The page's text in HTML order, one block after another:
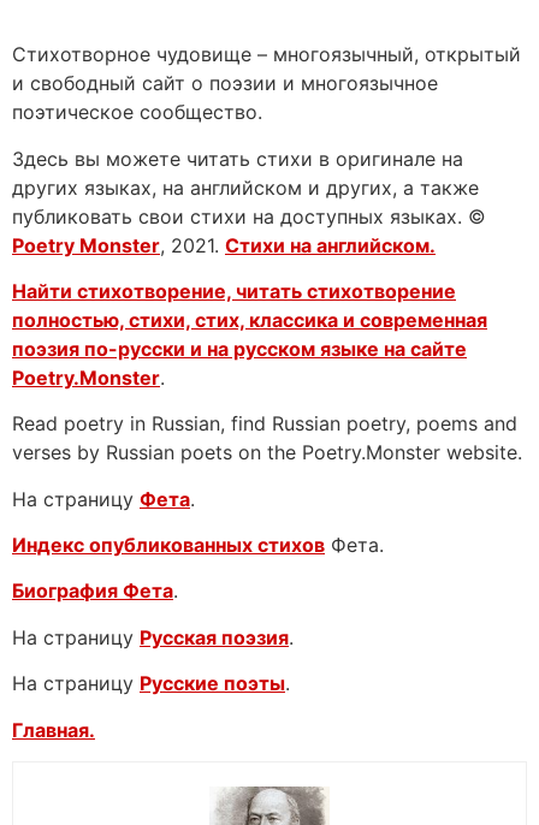
Стихотворное чудовище – многоязычный, открытый
и свободный сайт о поэзии и многоязычное
поэтическое сообщество.
Здесь вы можете читать стихи в оригинале на
других языках, на английском и других, а также
публиковать свои стихи на доступных языках. ©
Poetry Monster, 2021. Стихи на английском.
Найти стихотворение, читать стихотворение
полностью, стихи, стих, классика и современная
поэзия по-русски и на русском языке на сайте
Poetry.Monster.
Read poetry in Russian, find Russian poetry, poems and
verses by Russian poets on the Poetry.Monster website.
На страницу Фета.
Индекс опубликованных стихов Фета.
Биография Фета.
На страницу Русская поэзия.
На страницу Русские поэты.
Главная.